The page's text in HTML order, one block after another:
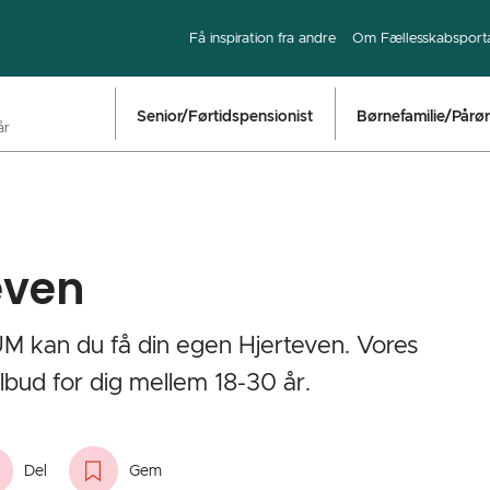
Få inspiration fra andre Om
Senior/Førtidspensionist Børnefamilie/
kan du få din egen Hjerteven. Vores
for dig mellem 18-30 år.‎
Del Gem